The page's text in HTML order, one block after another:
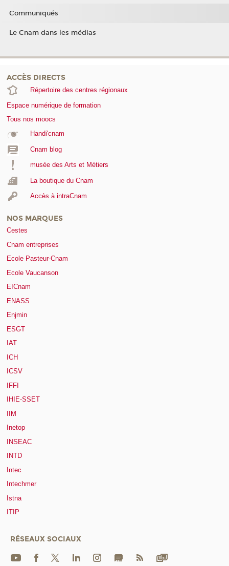
Communiqués
Le Cnam dans les médias
ACCÈS DIRECTS
Répertoire des centres régionaux
Espace numérique de formation
Tous nos moocs
Handi'cnam
Cnam blog
musée des Arts et Métiers
La boutique du Cnam
Accès à intraCnam
NOS MARQUES
Cestes
Cnam entreprises
Ecole Pasteur-Cnam
Ecole Vaucanson
EICnam
ENASS
Enjmin
ESGT
IAT
ICH
ICSV
IFFI
IHIE-SSET
IIM
Inetop
INSEAC
INTD
Intec
Intechmer
Istna
ITIP
RÉSEAUX SOCIAUX